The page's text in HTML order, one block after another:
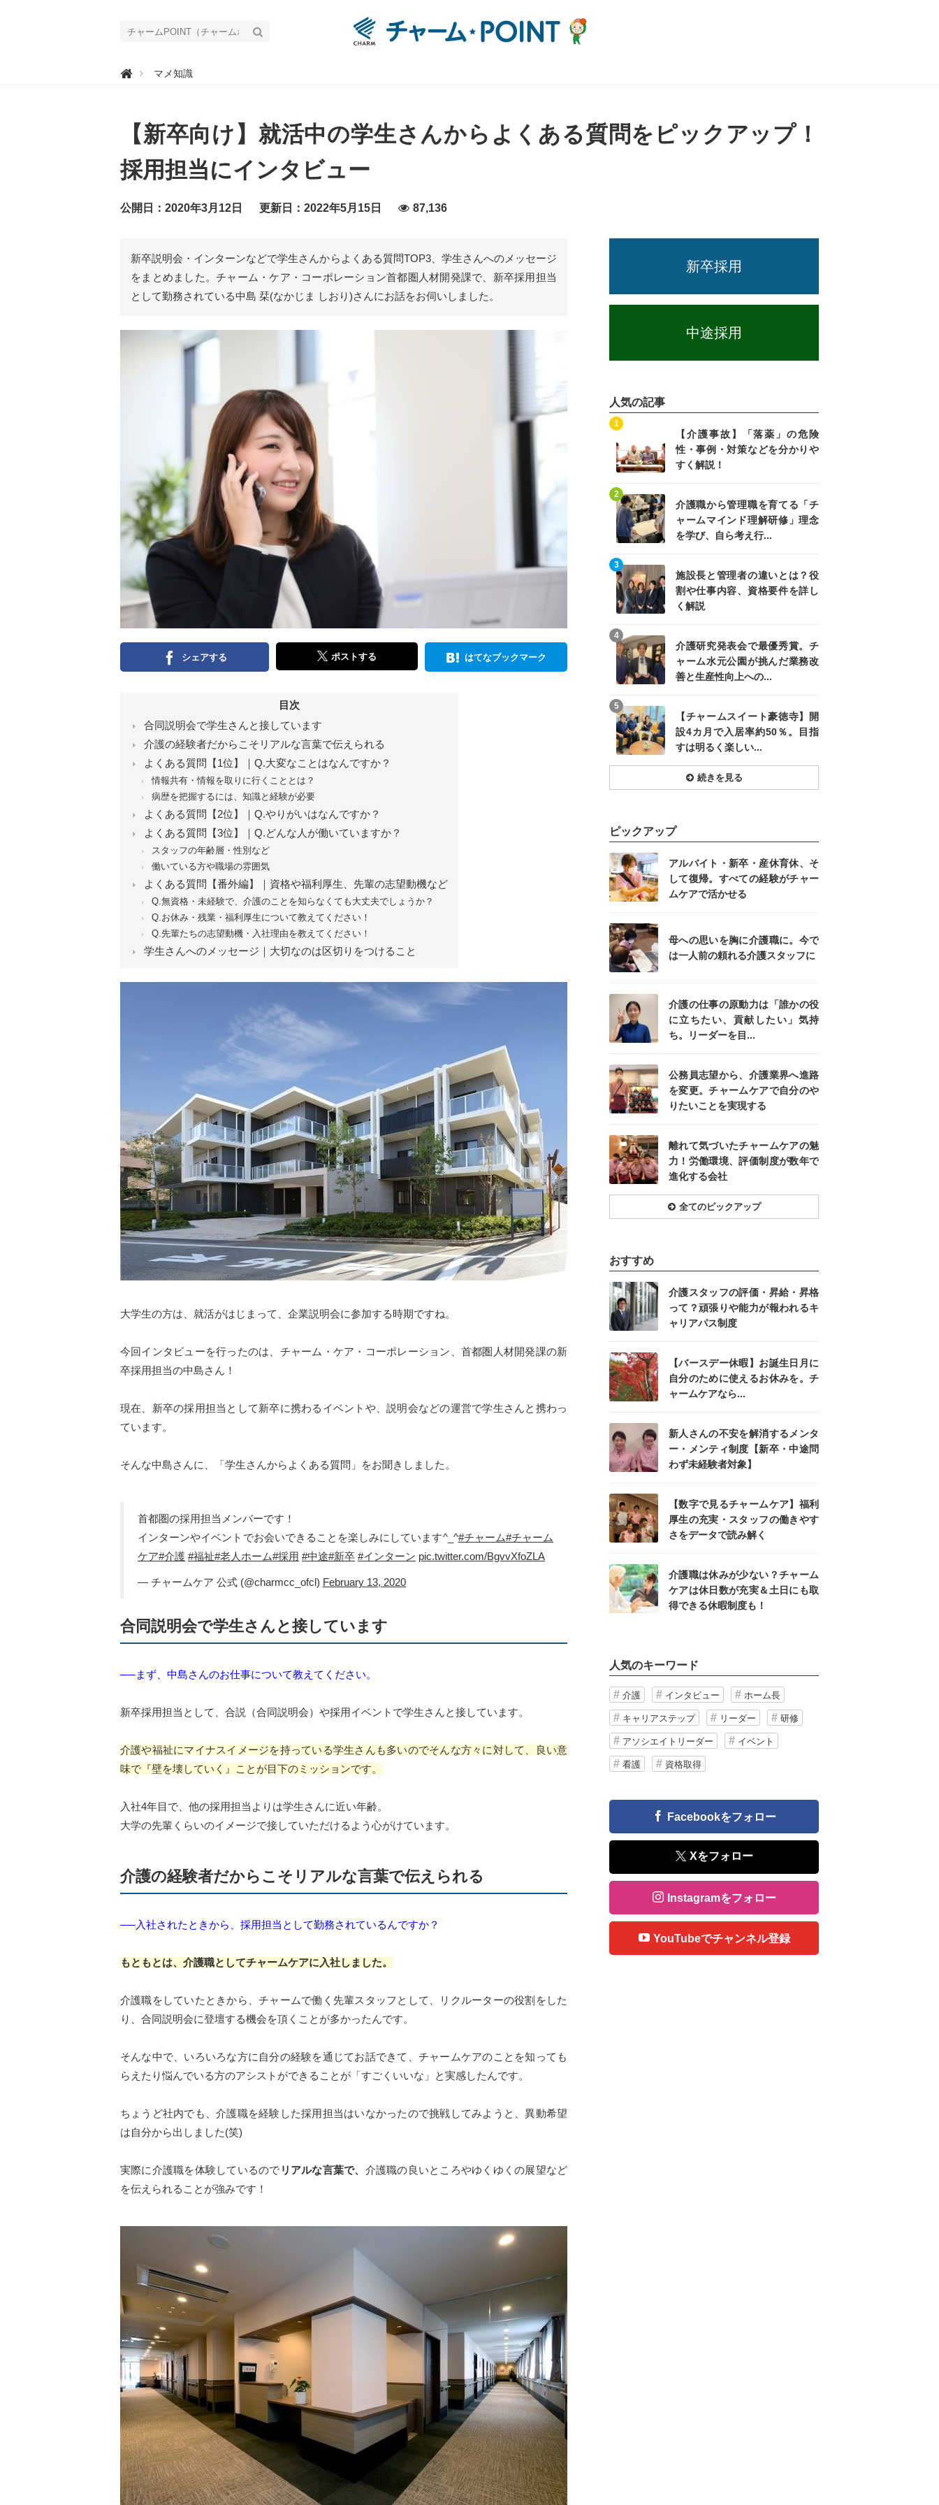
チ
O
N
（
チ
ャ
ム
ポ
｜
護
働
マメ知識
【新卒向け】就活中の学生さんからよくある質問をピックアップ！
採用担当にインタビュー
公開日：2020年3月12日 更新日：2022年5月15日 87,136
新卒説明会・インターンなどで学生さんからよくある質問TOP3、学生さんへのメッセージ
をまとめました。チャーム・ケア・コーポレーション首都圏人材開発課で、新卒採用担当
として勤務されている中島 栞(なかじま しおり)さんにお話をお伺いしました。
シェアする ポストする はてなブックマーク
目次
合同説明会で学生さんと接しています
介護の経験者だからこそリアルな言葉で伝えられる
よくある質問【1位】｜Q.大変なことはなんですか？
情報共有・情報を取りに行くこととは？
病歴を把握するには、知識と経験が必要
よくある質問【2位】｜Q.やりがいはなんですか？
よくある質問【3位】｜Q.どんな人が働いていますか？
スタッフの年齢層・性別など
働いている方や職場の雰囲気
よくある質問【番外編】｜資格や福利厚生、先輩の志望動機など
Q.無資格・未経験で、介護のことを知らなくても大丈夫でしょうか？
Q.お休み・残業・福利厚生について教えてください！
Q.先輩たちの志望動機・入社理由を教えてください！
学生さんへのメッセージ｜大切なのは区切りをつけること
大学生の方は、就活がはじまって、企業説明会に参加する時期ですね。
今回インタビューを行ったのは、チャーム・ケア・コーポレーション、首都圏人材開発課の新
卒採用担当の中島さん！
現在、新卒の採用担当として新卒に携わるイベントや、説明会などの運営で学生さんと携わっ
ています。
そんな中島さんに、「学生さんからよくある質問」をお聞きしました。
首都圏の採用担当メンバーです！
インターンやイベントでお会いできることを楽しみにしています^_^#チャーム#チャーム
ケア#介護 #福祉#老人ホーム#採用 #中途#新卒 #インターン pic.twitter.com/BgvvXfoZLA
— チャームケア 公式 (@charmcc_ofcl) February 13, 2020
合同説明会で学生さんと接しています
──まず、中島さんのお仕事について教えてください。
新卒採用担当として、合説（合同説明会）や採用イベントで学生さんと接しています。
介護や福祉にマイナスイメージを持っている学生さんも多いのでそんな方々に対して、良い意
味で『壁を壊していく』ことが目下のミッションです。
入社4年目で、他の採用担当よりは学生さんに近い年齢。
大学の先輩くらいのイメージで接していただけるよう心がけています。
介護の経験者だからこそリアルな言葉で伝えられる
──入社されたときから、採用担当として勤務されているんですか？
もともとは、介護職としてチャームケアに入社しました。
介護職をしていたときから、チャームで働く先輩スタッフとして、リクルーターの役割をした
り、合同説明会に登壇する機会を頂くことが多かったんです。
そんな中で、いろいろな方に自分の経験を通じてお話できて、チャームケアのことを知っても
らえたり悩んでいる方のアシストができることが「すごくいいな」と実感したんです。
ちょうど社内でも、介護職を経験した採用担当はいなかったので挑戦してみようと、異動希望
は自分から出しました(笑)
実際に介護職を体験しているので リアルな言葉で、 介護職の良いところやゆくゆくの展望など
を伝えられることが強みです！
新卒採用
中途採用
人気の記事
【介護事故】「落薬」の危険
性・事例・対策などを分かりや
すく解説！
1
介護職から管理職を育てる「チ
ャームマインド理解研修」理念
を学び、自ら考え行...
2
記事を読む
施設長と管理者の違いとは？役
割や仕事内容、資格要件を詳し
く解説
3
記事を読む
介護研究発表会で最優秀賞。チ
ャーム水元公園が挑んだ業務改
善と生産性向上への...
4
【チャームスイート豪徳寺】開
設4カ月で入居率約50％。目指
すは明るく楽しい...
5
続きを見る
ピックアップ
アルバイト・新卒・産休育休、そ
して復帰。すべての経験がチャー
ムケアで活かせる
母への思いを胸に介護職に。今で
は一人前の頼れる介護スタッフに
介護の仕事の原動力は「誰かの役
に立ちたい、貢献したい」気持
ち。リーダーを目...
公務員志望から、介護業界へ進路
を変更。チャームケアで自分のや
りたいことを実現する
離れて気づいたチャームケアの魅
力！労働環境、評価制度が数年で
進化する会社
全てのピックアップ
おすすめ
介護スタッフの評価・昇給・昇格
って？頑張りや能力が報われるキ
ャリアパス制度
【バースデー休暇】お誕生日月に
自分のために使えるお休みを。チ
ャームケアなら...
記事を読む
新人さんの不安を解消するメンタ
ー・メンティ制度【新卒・中途問
わず未経験者対象】
【数字で見るチャームケア】福利
厚生の充実・スタッフの働きやす
さをデータで読み解く
介護職は休みが少ない？チャーム
ケアは休日数が充実＆土日にも取
得できる休暇制度も！
人気のキーワード
介護 インタビュー ホーム長
キャリアステップ リーダー 研修
アソシエイトリーダー イベント
看護 資格取得
Facebookをフォロー
Xをフォロー
Instagramをフォロー
YouTubeでチャンネル登録